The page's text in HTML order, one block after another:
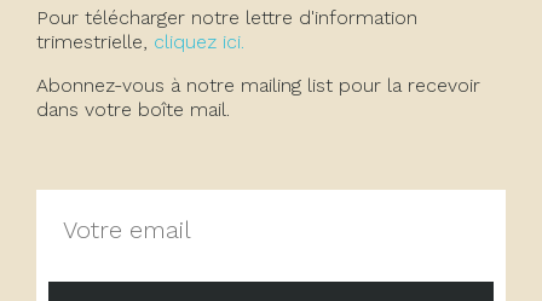
Pour télécharger notre lettre d'information
trimestrielle, cliquez ici.
Abonnez-vous à notre mailing list pour la recevoir
dans votre boîte mail.